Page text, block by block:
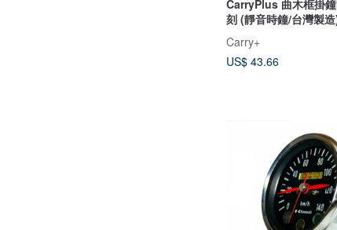
CarryPlus 曲木框掛
刻 (靜音時鐘/台灣製
Carry+
US$ 43.66